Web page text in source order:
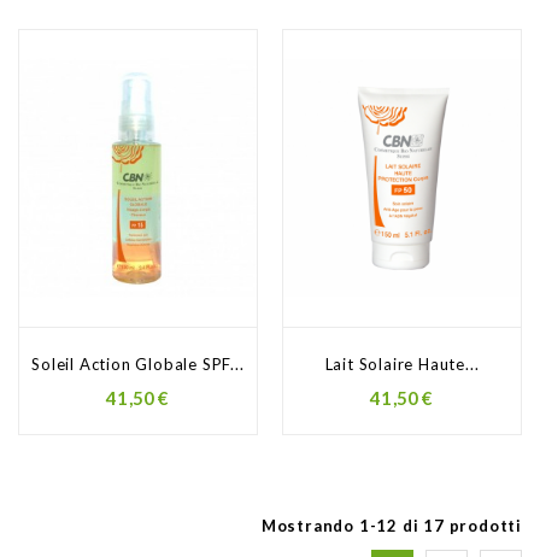
Soleil Action Globale SPF...
41,50 €
Lait Solaire Haute...
41,50 €
Mostrando 1-12 di 17 prodotti